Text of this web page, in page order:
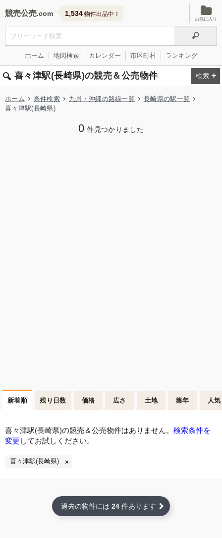
競売公売 1,534 物件出品中！
お気に入り
ホーム 地図検索 カレンダー 市区町村 ランキング
喜々津駅(長崎県)の競売＆公売物件
ホーム 条件検索 九州・沖縄の路線一覧
長崎県の駅一覧
喜々津駅(長崎県)
0 件見つかりました
新着順 残り日数 価格 広さ 土地 築年 人気
喜々津駅(長崎県)の競売＆公売物件はありません。 検索条件を
変更 してお試しください。
喜々津駅(長崎県)
過去の物件には 24 件あります